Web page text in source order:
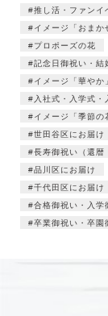
推し活・ファンイ
イメージ「おまか
プロポーズの花
記念日御祝い・結
イメージ「華やか
入社式・入学式・
イメージ「季節の
世田谷区にお届け
長寿御祝い（還暦
品川区にお届け
千代田区にお届け
合格御祝い・入学
卒業御祝い・卒園